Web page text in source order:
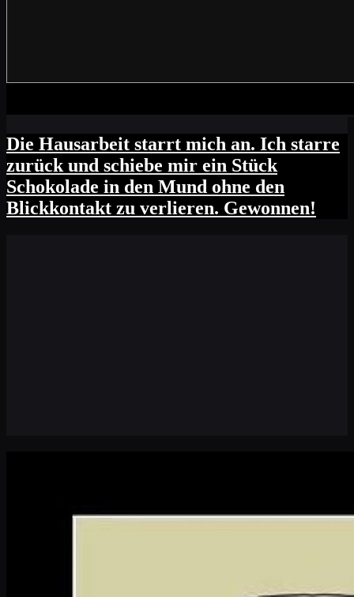
Die Hausarbeit starrt mich an. Ich starre
zurück und schiebe mir ein Stück
Schokolade in den Mund ohne den
Blickkontakt zu verlieren. Gewonnen!